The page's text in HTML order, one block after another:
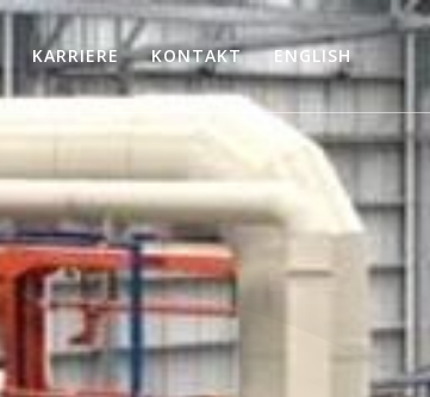
KARRIERE KONTAKT ENGLISH